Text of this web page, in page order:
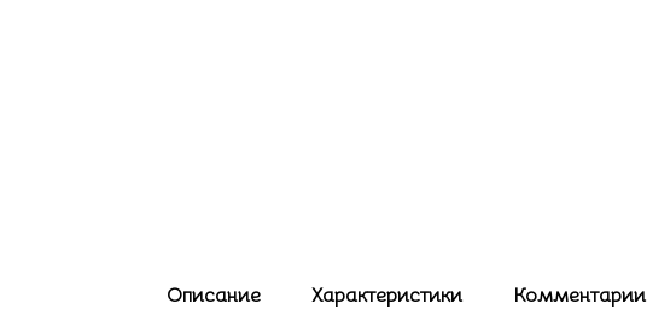
Описание Характеристики Комментарии